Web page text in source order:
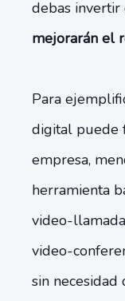
debas invertir
mejorarán el
Para
digital puede
empresa,
herramienta
video-
video-
sin necesidad